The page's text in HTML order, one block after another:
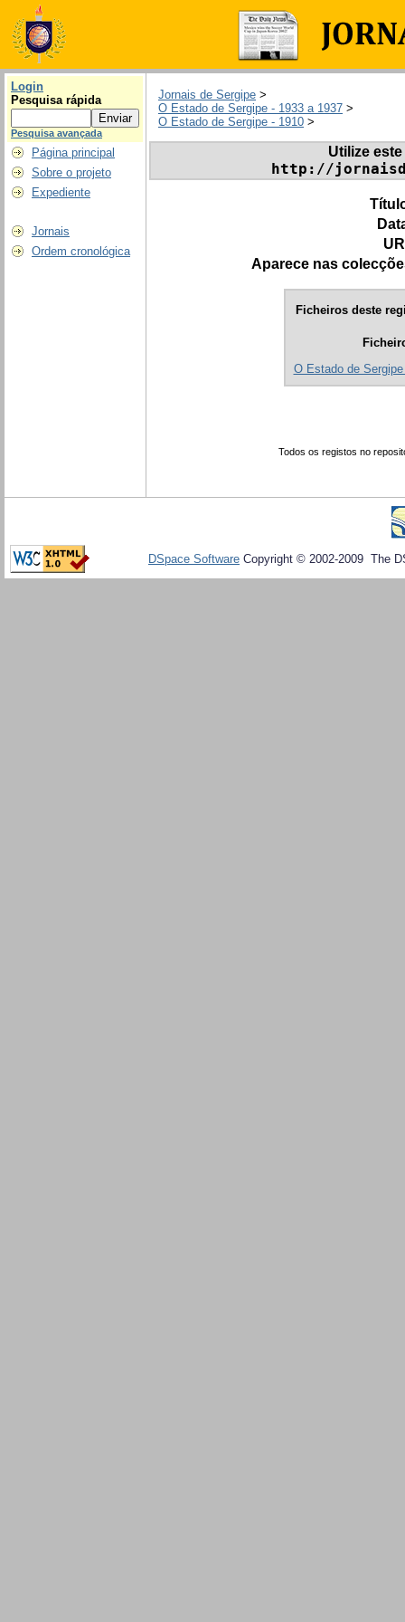
Login
Pesquisa rápida
Pesquisa avançada
Página principal
Sobre o projeto
Expediente
Jornais
Ordem cronológica
Jornais de Sergipe >
O Estado de Sergipe - 1933 a 1937 >
O Estado de Sergipe - 1910 >
Utilize
http://
Aparece nas
Ficheiros deste
O Estado de
Todos os registos no
DSpace Software Copyright © 2002-2009 The